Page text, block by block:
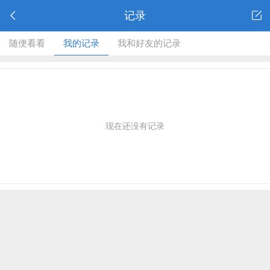
记录
随便看看 我的记录 我和好友的记录
现在还没有记录